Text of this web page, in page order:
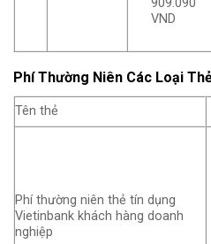
VND
Phí Thường Niên Các Loại
Tên thẻ
Phí thường niên thẻ tín dụng
Vietinbank khách hàng doanh
nghiệp